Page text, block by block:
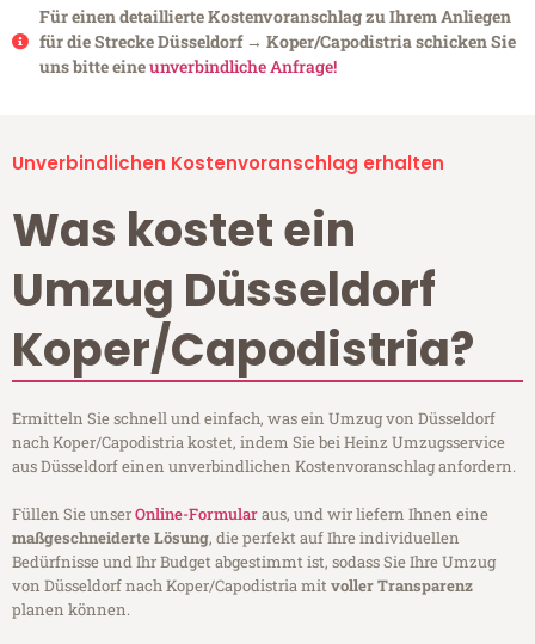
Für einen detaillierte Kostenvoranschlag zu Ihrem Anliegen
für die Strecke Düsseldorf → Koper/Capodistria schicken Sie
uns bitte eineunverbindliche Anfrage!
Unverbindlichen Kostenvoranschlag erhalten
Was kostet ein
Umzug Düsseldorf
Koper/Capodistria?
Ermitteln Sie schnell und einfach, was ein Umzug von Düsseldorf
nach Koper/Capodistria kostet, indem Sie bei Heinz Umzugsservice
aus Düsseldorf einen unverbindlichen Kostenvoranschlag anfordern.
Füllen Sie unserOnline-Formularaus, und wir liefern Ihnen eine
maßgeschneiderte Lösung, die perfekt auf Ihre individuellen
Bedürfnisse und Ihr Budget abgestimmt ist, sodass Sie Ihre Umzug
von Düsseldorf nach Koper/Capodistria mitvoller Transparenz
planen können.